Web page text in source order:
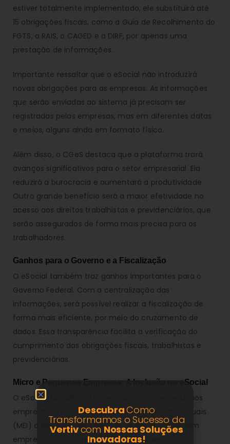
estiver totalmente implementado, ele substituirá até
15 obrigações fiscais, como a Guia de Recolhimento do
FGTS, a RAIS, o CAGED e a DIRF, por apenas uma
prestação de informações.
Importante ressaltar que o eSocial não introduzirá
novas obrigações para as empresas. As informações
que serão enviadas ao sistema já precisam ser
registradas pelas empresas, mas em diferentes datas
e meios, alguns ainda em formato físico.
Além disso, o CGeS destaca que a plataforma trará
avanços significativos para o setor empresarial. Ela
reduzirá a burocracia e aumentará a produtividade.
Outro grande benefício será a maior efetividade no
acesso aos direitos trabalhistas e previdenciários, que
serão assegurados de forma mais precisa para os
trabalhadores.
Ganhos para o Governo e a Fiscalização
O eSocial também traz ganhos importantes para o
Governo Federal. Com a centralização das
informações, será possível realizar a fiscalização de
forma mais eficiente, por meio do cruzamento de
dados. Essa transparência facilita a verificação do
cumprimento das obrigações fiscais, trabalhistas e
previdenciárias.
Micro e Pequenas Empresas: A Inclusão no eSocial
O eSocial também atenderá aos micro e pequenos
empresários e aos Microempreendedores Individuais
(MEI) a partir de julho de 2018, desde que possuam
empregados. Para esse público, está sendo
DescubraComo
Transformamos o Sucesso da
Vertivcom Nossas Soluções
Inovadoras!